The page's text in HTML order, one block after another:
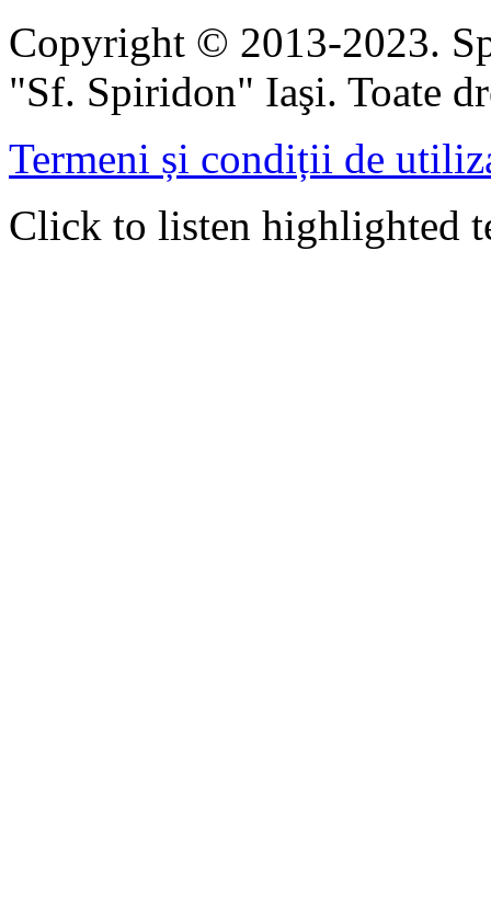
Copyright © 2013-2023.
"Sf. Spiridon" Iaşi. Toate
Termeni și condiții de
Click to listen highlighted